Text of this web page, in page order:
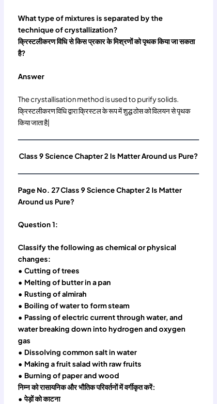
What type of mixtures is separated by the
technique of crystallization?
क्रिस्टलीकरण विधि से किस प्रकार के मिश्रणों को पृथक किया जा सकता
है?
Answer
The crystallisation method is used to purify solids.
क्रिस्टलीकरण विधि द्वारा क्रिस्टल के रूप में शुद्ध ठोस को विलयन से पृथक
किया जाता है|
Class 9 Science Chapter 2 Is Matter Around us Pure?
Page No. 27Class 9 Science Chapter 2 Is Matter
Around us Pure?
Question 1:
Classify the following as chemical or physical
changes:
• Cutting of trees
• Melting of butter in a pan
• Rusting of almirah
• Boiling of water to form steam
• Passing of electric current through water, and
water breaking down into hydrogen and oxygen
gas
• Dissolving common salt in water
• Making a fruit salad with raw fruits
• Burning of paper and wood
निम्न को रासायनिक और भौतिक परिवर्तनों में वर्गीकृत करें:
• पेड़ों को काटना